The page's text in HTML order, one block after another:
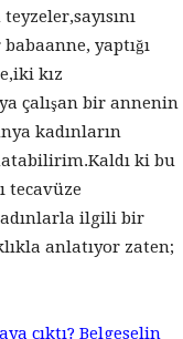
yaptığı
kız
çalışan bir annenin
kadınların
ki bu
tecavüze
ilgili bir
anlatıyor zaten;
çıktı? Belgeselin